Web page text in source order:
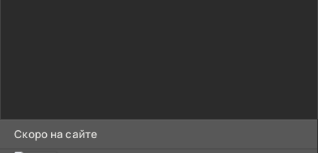
Скоро на сайте